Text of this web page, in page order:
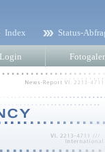
Index Status-